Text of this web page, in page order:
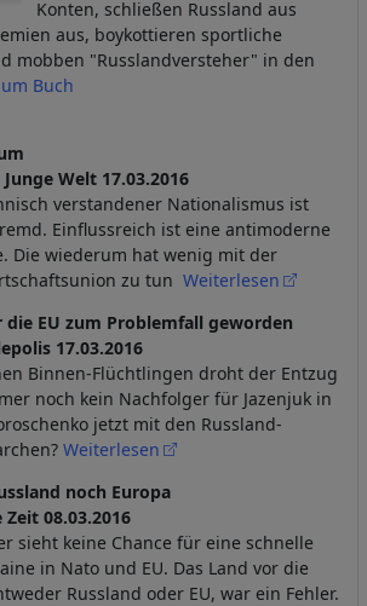
Konten, schließen Russland aus
aus, boykottieren sportliche
mobben "Russlandversteher" in den
Buch
Welt 17.03.2016
verstandener Nationalismus ist
Einflussreich ist eine antimoderne
Die wiederum hat wenig mit der
zu tun Weiterlesen
EU zum Problemfall geworden
17.03.2016
Binnen-Flüchtlingen droht der Entzug
noch kein Nachfolger für Jazenjuk in
jetzt mit den Russland-
Weiterlesen
noch Europa
08.03.2016
sieht keine Chance für eine schnelle
in Nato und EU. Das Land vor die
Russland oder EU, war ein Fehler.